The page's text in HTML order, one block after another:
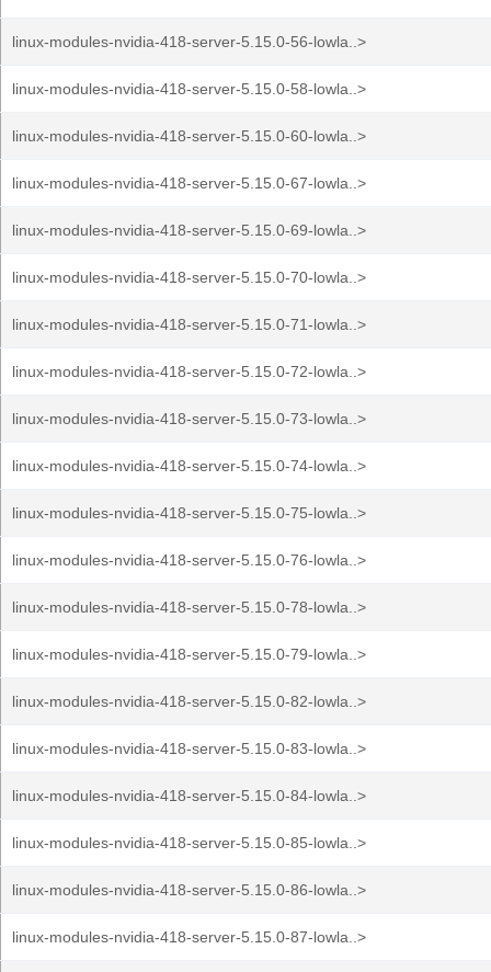
linux-modules-nvidia-418-server-5.15.0-56-lowla..>
linux-modules-nvidia-418-server-5.15.0-58-lowla..>
linux-modules-nvidia-418-server-5.15.0-60-lowla..>
linux-modules-nvidia-418-server-5.15.0-67-lowla..>
linux-modules-nvidia-418-server-5.15.0-69-lowla..>
linux-modules-nvidia-418-server-5.15.0-70-lowla..>
linux-modules-nvidia-418-server-5.15.0-71-lowla..>
linux-modules-nvidia-418-server-5.15.0-72-lowla..>
linux-modules-nvidia-418-server-5.15.0-73-lowla..>
linux-modules-nvidia-418-server-5.15.0-74-lowla..>
linux-modules-nvidia-418-server-5.15.0-75-lowla..>
linux-modules-nvidia-418-server-5.15.0-76-lowla..>
linux-modules-nvidia-418-server-5.15.0-78-lowla..>
linux-modules-nvidia-418-server-5.15.0-79-lowla..>
linux-modules-nvidia-418-server-5.15.0-82-lowla..>
linux-modules-nvidia-418-server-5.15.0-83-lowla..>
linux-modules-nvidia-418-server-5.15.0-84-lowla..>
linux-modules-nvidia-418-server-5.15.0-85-lowla..>
linux-modules-nvidia-418-server-5.15.0-86-lowla..>
linux-modules-nvidia-418-server-5.15.0-87-lowla..>